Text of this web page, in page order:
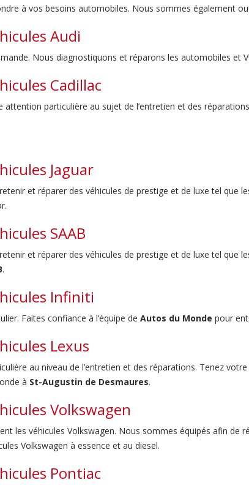
à vos besoins automobiles. Nous sommes également
Audi
Nous diagnostiquons et réparons les automobiles et
Cadillac
attention particulière au sujet de l’entretien et des
Jaguar
et réparer des véhicules de prestige et de luxe tel que
SAAB
et réparer des véhicules de prestige et de luxe tel que
.
Infiniti
Faites confiance à l’équipe de Autos du Monde pour
Lexus
au niveau de l’entretien et des réparations. Tenez
à St-Augustin de Desmaures.
Volkswagen
les véhicules Volkswagen. Nous sommes équipés afin de
Volkswagen à essence et au diesel.
Pontiac